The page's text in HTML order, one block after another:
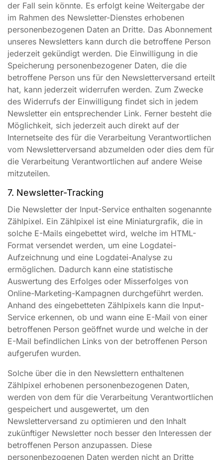
der Fall sein könnte. Es erfolgt keine Weitergabe der
im Rahmen des Newsletter-Dienstes erhobenen
personenbezogenen Daten an Dritte. Das Abonnement
unseres Newsletters kann durch die betroffene Person
jederzeit gekündigt werden. Die Einwilligung in die
Speicherung personenbezogener Daten, die die
betroffene Person uns für den Newsletterversand erteilt
hat, kann jederzeit widerrufen werden. Zum Zwecke
des Widerrufs der Einwilligung findet sich in jedem
Newsletter ein entsprechender Link. Ferner besteht die
Möglichkeit, sich jederzeit auch direkt auf der
Internetseite des für die Verarbeitung Verantwortlichen
vom Newsletterversand abzumelden oder dies dem für
die Verarbeitung Verantwortlichen auf andere Weise
mitzuteilen.
7. Newsletter-Tracking
Die Newsletter der Input-Service enthalten sogenannte
Zählpixel. Ein Zählpixel ist eine Miniaturgrafik, die in
solche E-Mails eingebettet wird, welche im HTML-
Format versendet werden, um eine Logdatei-
Aufzeichnung und eine Logdatei-Analyse zu
ermöglichen. Dadurch kann eine statistische
Auswertung des Erfolges oder Misserfolges von
Online-Marketing-Kampagnen durchgeführt werden.
Anhand des eingebetteten Zählpixels kann die Input-
Service erkennen, ob und wann eine E-Mail von einer
betroffenen Person geöffnet wurde und welche in der
E-Mail befindlichen Links von der betroffenen Person
aufgerufen wurden.
Solche über die in den Newslettern enthaltenen
Zählpixel erhobenen personenbezogenen Daten,
werden von dem für die Verarbeitung Verantwortlichen
gespeichert und ausgewertet, um den
Newsletterversand zu optimieren und den Inhalt
zukünftiger Newsletter noch besser den Interessen der
betroffenen Person anzupassen. Diese
personenbezogenen Daten werden nicht an Dritte